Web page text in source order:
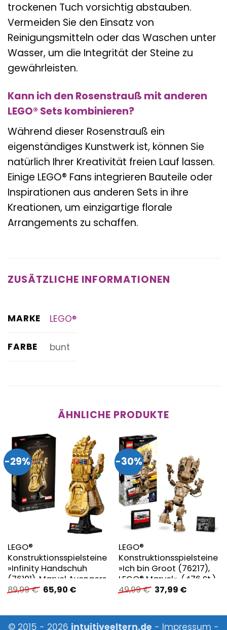
trockenen Tuch vorsichtig abstauben.
Vermeiden Sie den Einsatz von
Reinigungsmitteln oder das Waschen unter
Wasser, um die Integrität der Steine zu
gewährleisten.
Kann ich den Rosenstrauß mit anderen
LEGO® Sets kombinieren?
Während dieser Rosenstrauß ein
eigenständiges Kunstwerk ist, können Sie
natürlich Ihrer Kreativität freien Lauf lassen.
Einige LEGO® Fans integrieren Bauteile oder
Inspirationen aus anderen Sets in ihre
Kreationen, um einzigartige florale
Arrangements zu schaffen.
ZUSÄTZLICHE INFORMATIONEN
MARKE LEGO®
FARBE bunt
ÄHNLICHE PRODUKTE
-29%
LEGO®
Konstruktionsspielsteine
»Infinity Handschuh
(76191), Marvel Avengers
Movie 4«, (590 St.)
89,99€ Ursprünglicher
Preis
89,99 €
65,90 €Aktueller
65,90 €.
-30%
LEGO®
Konstruktionsspielsteine
»Ich bin Groot (76217),
LEGO® Marvel«, (476 St.)
49,99€ Ursprünglicher
Preis
49,99 €
37,99 €Aktueller
37,99 €.
© 2015 - 2026 intuitiveeltern.de - Impressum -